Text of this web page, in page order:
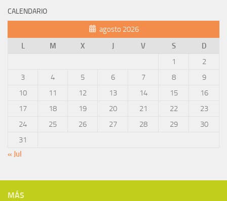
CALENDARIO
agosto 2026
L
M X J V S
D
1
2
3
4 5 6 7 8
9
10
11 12 13 14 15
16
17
18 19 20 21 22
23
24
25 26 27 28 29
30
31
« Jul
MÁS